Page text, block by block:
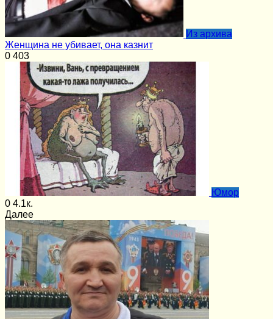
Из архива
Женщина не убивает, она казнит
0 403
Юмор
0 4.1к.
Далее